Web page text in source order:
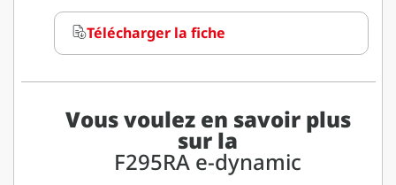
Télécharger la fiche
Vous voulez en savoir plus
sur la
F295RA e-dynamic